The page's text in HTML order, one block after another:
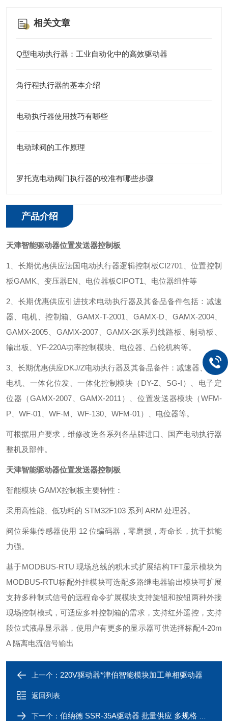
相关文章
Q型电动执行器：工业自动化中的高效驱动器
角行程执行器的基本介绍
电动执行器使用技巧有哪些
电动球阀的工作原理
罗托克电动阀门执行器的校准有哪些步骤
产品介绍
天津智能驱动器位置发送器控制板
1、长期优惠供应法国电动执行器逻辑控制板CI2701、位置控制
板GAMK、变压器EN、电位器板CIPOT1、电位器组件等
2、长期优惠供应引进技术电动执行器及其备品备件包括：减速
器、电机、控制箱、GAMX-T-2001、GAMX-D、GAMX-2004、
GAMX-2005、GAMX-2007、GAMX-2K系列线路板、制动板、
输出板、YF-220A功率控制模块、电位器、凸轮机构等。
3、长期优惠供应DKJ/Z电动执行器及其备品备件：减速器、DKJ
电机、一体化位发、一体化控制模块（DY-Z、SG-I）、电子定
位器（GAMX-2007、GAMX-2011）、位置发送器模块（WFM-
P、WF-01、WF-M、WF-130、WFM-01）、电位器等。
可根据用户要求，维修改造各系列各品牌进口、国产电动执行器
整机及部件。
天津智能驱动器位置发送器控制板
智能模块 GAMX控制板主要特性：
采用高性能、低功耗的 STM32F103 系列 ARM 处理器。
阀位采集传感器使用 12位编码器，零磨损，寿命长，抗干扰能
力强。
基于MODBUS‐RTU 现场总线的积木式扩展结构TFT显示模块为
MODBUS‐RTU标配外挂模块可选配多路继电器输出模块可扩展
支持多种制式信号的远程命令扩展模块支持旋钮和按钮两种外接
现场控制模式，可适应多种控制箱的需求，支持红外遥控，支持
段位式液晶显示器，使用户有更多的显示器可供选择标配4‐20m
A 隔离电流信号输出
上一个： 220V驱动器*津伯智能模块加工单相驱动器
返回列表
下一个： 伯纳德 SSR-35A驱动器 批量供应 多规格 控制模块